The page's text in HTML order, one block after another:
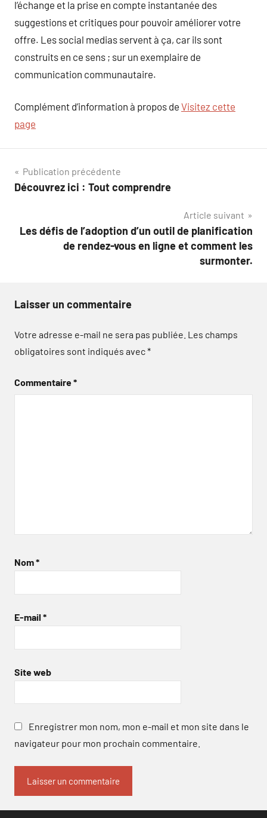
l’échange et la prise en compte instantanée des
suggestions et critiques pour pouvoir améliorer votre
offre. Les social medias servent à ça, car ils sont
construits en ce sens ; sur un exemplaire de
communication communautaire.
Complément d’information à propos de Visitez cette
page
Navigation
de
Publication précédente
Découvrez ici : Tout comprendre
Article suivant
Les défis de l’adoption d’un outil de planification
de rendez-vous en ligne et comment les
surmonter.
Laisser un commentaire
Votre adresse e-mail ne sera pas publiée. Les champs
obligatoires sont indiqués avec*
Commentaire*
Nom*
E-mail *
Site web
Enregistrer mon nom, mon e-mail et mon site dans le
navigateur pour mon prochain commentaire.